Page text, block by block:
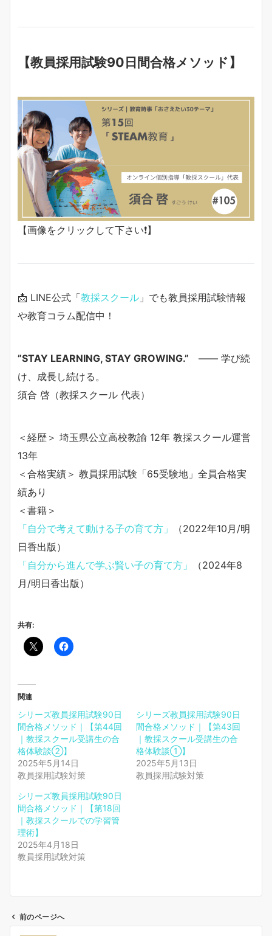
【教員採用試験90日間合格メソッド】
【画像をクリックして下さい❗️】
📩 LINE公式「教採スクール 」でも教員採用試験情報
や教育コラム配信中！
”STAY LEARNING, STAY GROWING.” —— 学び続
け、成長し続ける。
須合 啓（教採スクール 代表）
＜経歴＞ 埼玉県公立高校教諭 12年 教採スクール運営
13年
＜合格実績＞ 教員採用試験「65受験地」全員合格実
績あり
＜書籍＞
「自分で考えて動ける子の育て方」
（2022年10月/明
日香出版）
「自分から進んで学ぶ賢い子の育て方」
（2024年8
月/明日香出版）
共有:
関連
シリーズ教員採用試験90日
間合格メソッド｜【第44回
｜教採スクール受講生の合
格体験談②】
2025年5月14日
教員採用試験対策
シリーズ教員採用試験90日
間合格メソッド｜【第43回
｜教採スクール受講生の合
格体験談①】
2025年5月13日
教員採用試験対策
シリーズ教員採用試験90日
間合格メソッド｜【第18回
｜教採スクールでの学習管
理術】
2025年4月18日
教員採用試験対策
前のページへ